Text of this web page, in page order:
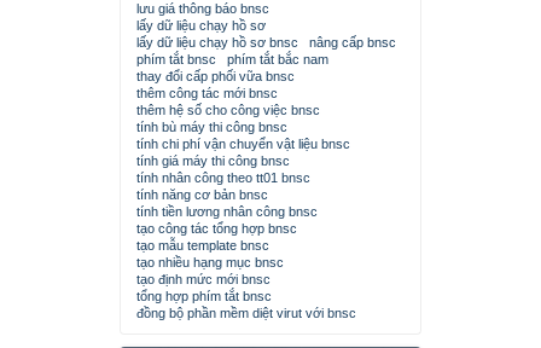
lưu giá thông báo bnsc
lấy dữ liệu chạy hồ sơ
lấy dữ liệu chạy hồ sơ bnsc
nâng cấp bnsc
phím tắt bnsc
phím tắt bắc nam
thay đổi cấp phối vữa bnsc
thêm công tác mới bnsc
thêm hệ số cho công việc bnsc
tính bù máy thi công bnsc
tính chi phí vận chuyển vật liệu bnsc
tính giá máy thi công bnsc
tính nhân công theo tt01 bnsc
tính năng cơ bản bnsc
tính tiền lương nhân công bnsc
tạo công tác tổng hợp bnsc
tạo mẫu template bnsc
tạo nhiều hạng mục bnsc
tạo định mức mới bnsc
tổng hợp phím tắt bnsc
đồng bộ phần mềm diệt virut với bnsc